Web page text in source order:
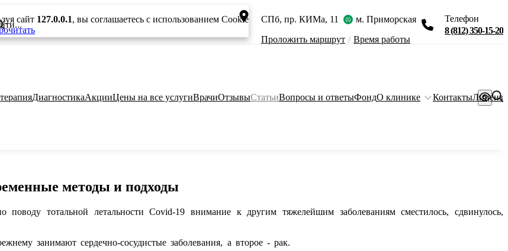
сайт 127.0.0.1, вы соглашаетесь с использованием Cookie СПб, пр. КИМа, 11
м. Приморская
Проложить маршрут / Время работы
Телефон
8 (812) 350-15-20
ДиагностикаАкцииЦены на все услугиВрачиОтзывыСтатьиВопросы и ответыФондО клинике Контакты
методы и подходы
поводу тотальной летальности Covid-19 внимание к другим тяжелейшим заболеваниям сместилось, сдвинулось,
занимают сердечно-сосудистые заболевания, а второе - рак.